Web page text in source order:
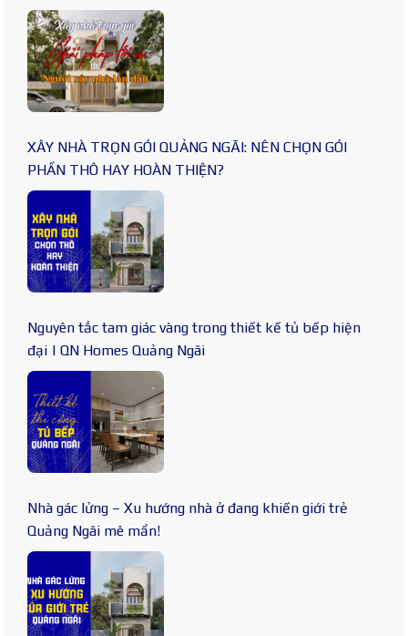
XÂY NHÀ TRỌN GÓI QUẢNG NGÃI: NÊN CHỌN GÓI
PHẦN THÔ HAY HOÀN THIỆN?
Nguyên tắc tam giác vàng trong thiết kế tủ bếp hiện
đại | QN Homes Quảng Ngãi
Nhà gác lửng – Xu hướng nhà ở đang khiến giới trẻ
Quảng Ngãi mê mẩn!